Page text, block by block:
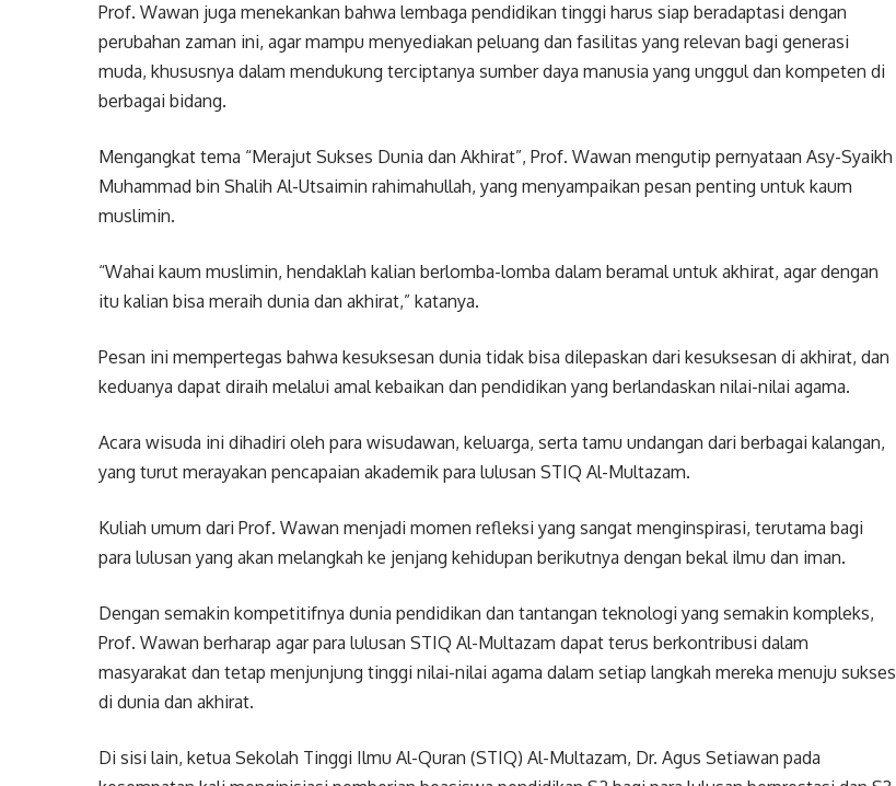
Prof. Wawan juga menekankan bahwa lembaga pendidikan tinggi harus siap beradaptasi dengan
perubahan zaman ini, agar mampu menyediakan peluang dan fasilitas yang relevan bagi generasi
muda, khususnya dalam mendukung terciptanya sumber daya manusia yang unggul dan kompeten di
berbagai bidang.
Mengangkat tema “Merajut Sukses Dunia dan Akhirat”, Prof. Wawan mengutip pernyataan Asy-Syaikh
Muhammad bin Shalih Al-Utsaimin rahimahullah, yang menyampaikan pesan penting untuk kaum
muslimin.
“Wahai kaum muslimin, hendaklah kalian berlomba-lomba dalam beramal untuk akhirat, agar dengan
itu kalian bisa meraih dunia dan akhirat,” katanya.
Pesan ini mempertegas bahwa kesuksesan dunia tidak bisa dilepaskan dari kesuksesan di akhirat, dan
keduanya dapat diraih melalui amal kebaikan dan pendidikan yang berlandaskan nilai-nilai agama.
Acara wisuda ini dihadiri oleh para wisudawan, keluarga, serta tamu undangan dari berbagai kalangan,
yang turut merayakan pencapaian akademik para lulusan STIQ Al-Multazam.
Kuliah umum dari Prof. Wawan menjadi momen refleksi yang sangat menginspirasi, terutama bagi
para lulusan yang akan melangkah ke jenjang kehidupan berikutnya dengan bekal ilmu dan iman.
Dengan semakin kompetitifnya dunia pendidikan dan tantangan teknologi yang semakin kompleks,
Prof. Wawan berharap agar para lulusan STIQ Al-Multazam dapat terus berkontribusi dalam
masyarakat dan tetap menjunjung tinggi nilai-nilai agama dalam setiap langkah mereka menuju sukses
di dunia dan akhirat.
Di sisi lain, ketua Sekolah Tinggi Ilmu Al-Quran (STIQ) Al-Multazam, Dr. Agus Setiawan pada